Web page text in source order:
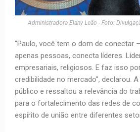
Administradora Elany Leão - Foto:
"Paulo, você tem o dom de conectar
apenas pessoas, conecta líderes.
empresariais, religiosos. E faz isso
credibilidade no mercado", declarou.
público e ressaltou a relevância do
para o fortalecimento das redes de
espírito de união entre diferentes